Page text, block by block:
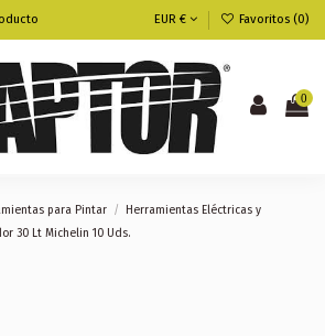
EUR € Favoritos (0)
0
para Pintar
Herramientas Eléctricas y
30 Lt Michelin 10 Uds.